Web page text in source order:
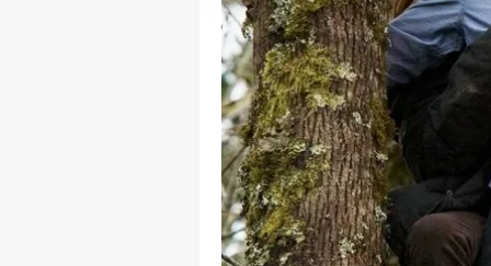
amacıyla kullanılmaktadır.
reklam/pazarlama faaliyetlerinin
Çerezlere ilişkin tercihlerinizi
butonuna tıklayabilir,
Çerez
6698 sayılı Kişisel Verilerin
mevzuata uygun olarak